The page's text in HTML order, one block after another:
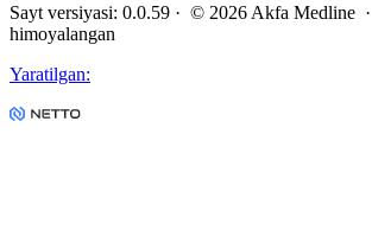
Sayt versiyasi: 0.0.59 · © 2026 Akfa Medline ·
himoyalangan
Yaratilgan: